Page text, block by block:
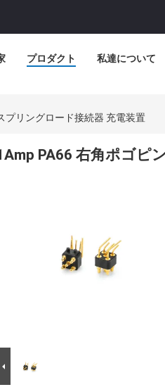
プロダクト 私達について
プリングロード接続器 充電装置
PA66 右角ポゴピ